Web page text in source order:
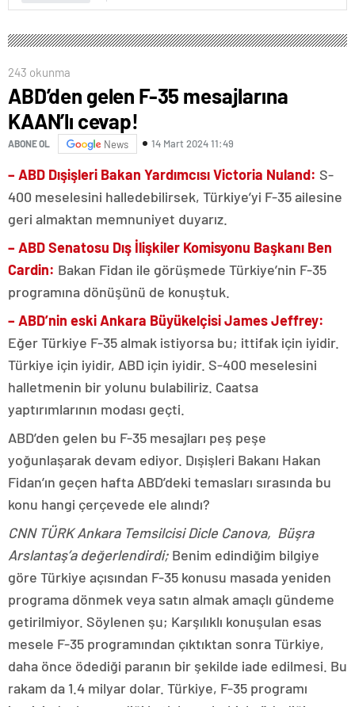
243 okunma
ABD’den gelen F-35 mesajlarına
KAAN’lı cevap!
ABONE OL News 14 Mart 2024 11:49
– ABD Dışişleri Bakan Yardımcısı Victoria Nuland: S-
400 meselesini halledebilirsek, Türkiye’yi F-35 ailesine
geri almaktan memnuniyet duyarız.
– ABD Senatosu Dış İlişkiler Komisyonu Başkanı Ben
Cardin: Bakan Fidan ile görüşmede Türkiye’nin F-35
programına dönüşünü de konuştuk.
– ABD’nin eski Ankara Büyükelçisi James Jeffrey:
Eğer Türkiye F-35 almak istiyorsa bu; ittifak için iyidir.
Türkiye için iyidir, ABD için iyidir. S-400 meselesini
halletmenin bir yolunu bulabiliriz. Caatsa
yaptırımlarının modası geçti.
ABD’den gelen bu F-35 mesajları peş peşe
yoğunlaşarak devam ediyor. Dışişleri Bakanı Hakan
Fidan’ın geçen hafta ABD’deki temasları sırasında bu
konu hangi çerçevede ele alındı?
CNN TÜRK Ankara Temsilcisi Dicle Canova, Büşra
Arslantaş’a değerlendirdi; Benim edindiğim bilgiye
göre Türkiye açısından F-35 konusu masada yeniden
programa dönmek veya satın almak amaçlı gündeme
getirilmiyor. Söylenen şu; Karşılıklı konuşulan esas
mesele F-35 programından çıktıktan sonra Türkiye,
daha önce ödediği paranın bir şekilde iade edilmesi. Bu
rakam da 1.4 milyar dolar. Türkiye, F-35 programı